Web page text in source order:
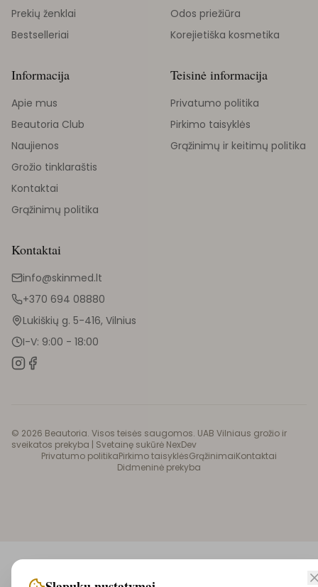
Prekių ženklai
Bestselleriai
Odos priežiūra
Korejietiška kosmetika
Informacija
Apie mus
Beautoria Club
Naujienos
Grožio tinklaraštis
Kontaktai
Grąžinimų politika
Teisinė informacija
Privatumo politika
Pirkimo taisyklės
Grąžinimų ir keitimų politika
Kontaktai
info@skinmed.lt
+370 694 08880
Lukiškių g. 5-416, Vilnius
I-V: 9:00 - 18:00
© 2026 Beautoria. Visos teisės saugomos. UAB Vilniaus grožio ir
sveikatos prekyba | Svetainę sukūrė NexDev
Privatumo politikaPirkimo taisyklėsGrąžinimaiKontaktai
Didmeninė prekyba